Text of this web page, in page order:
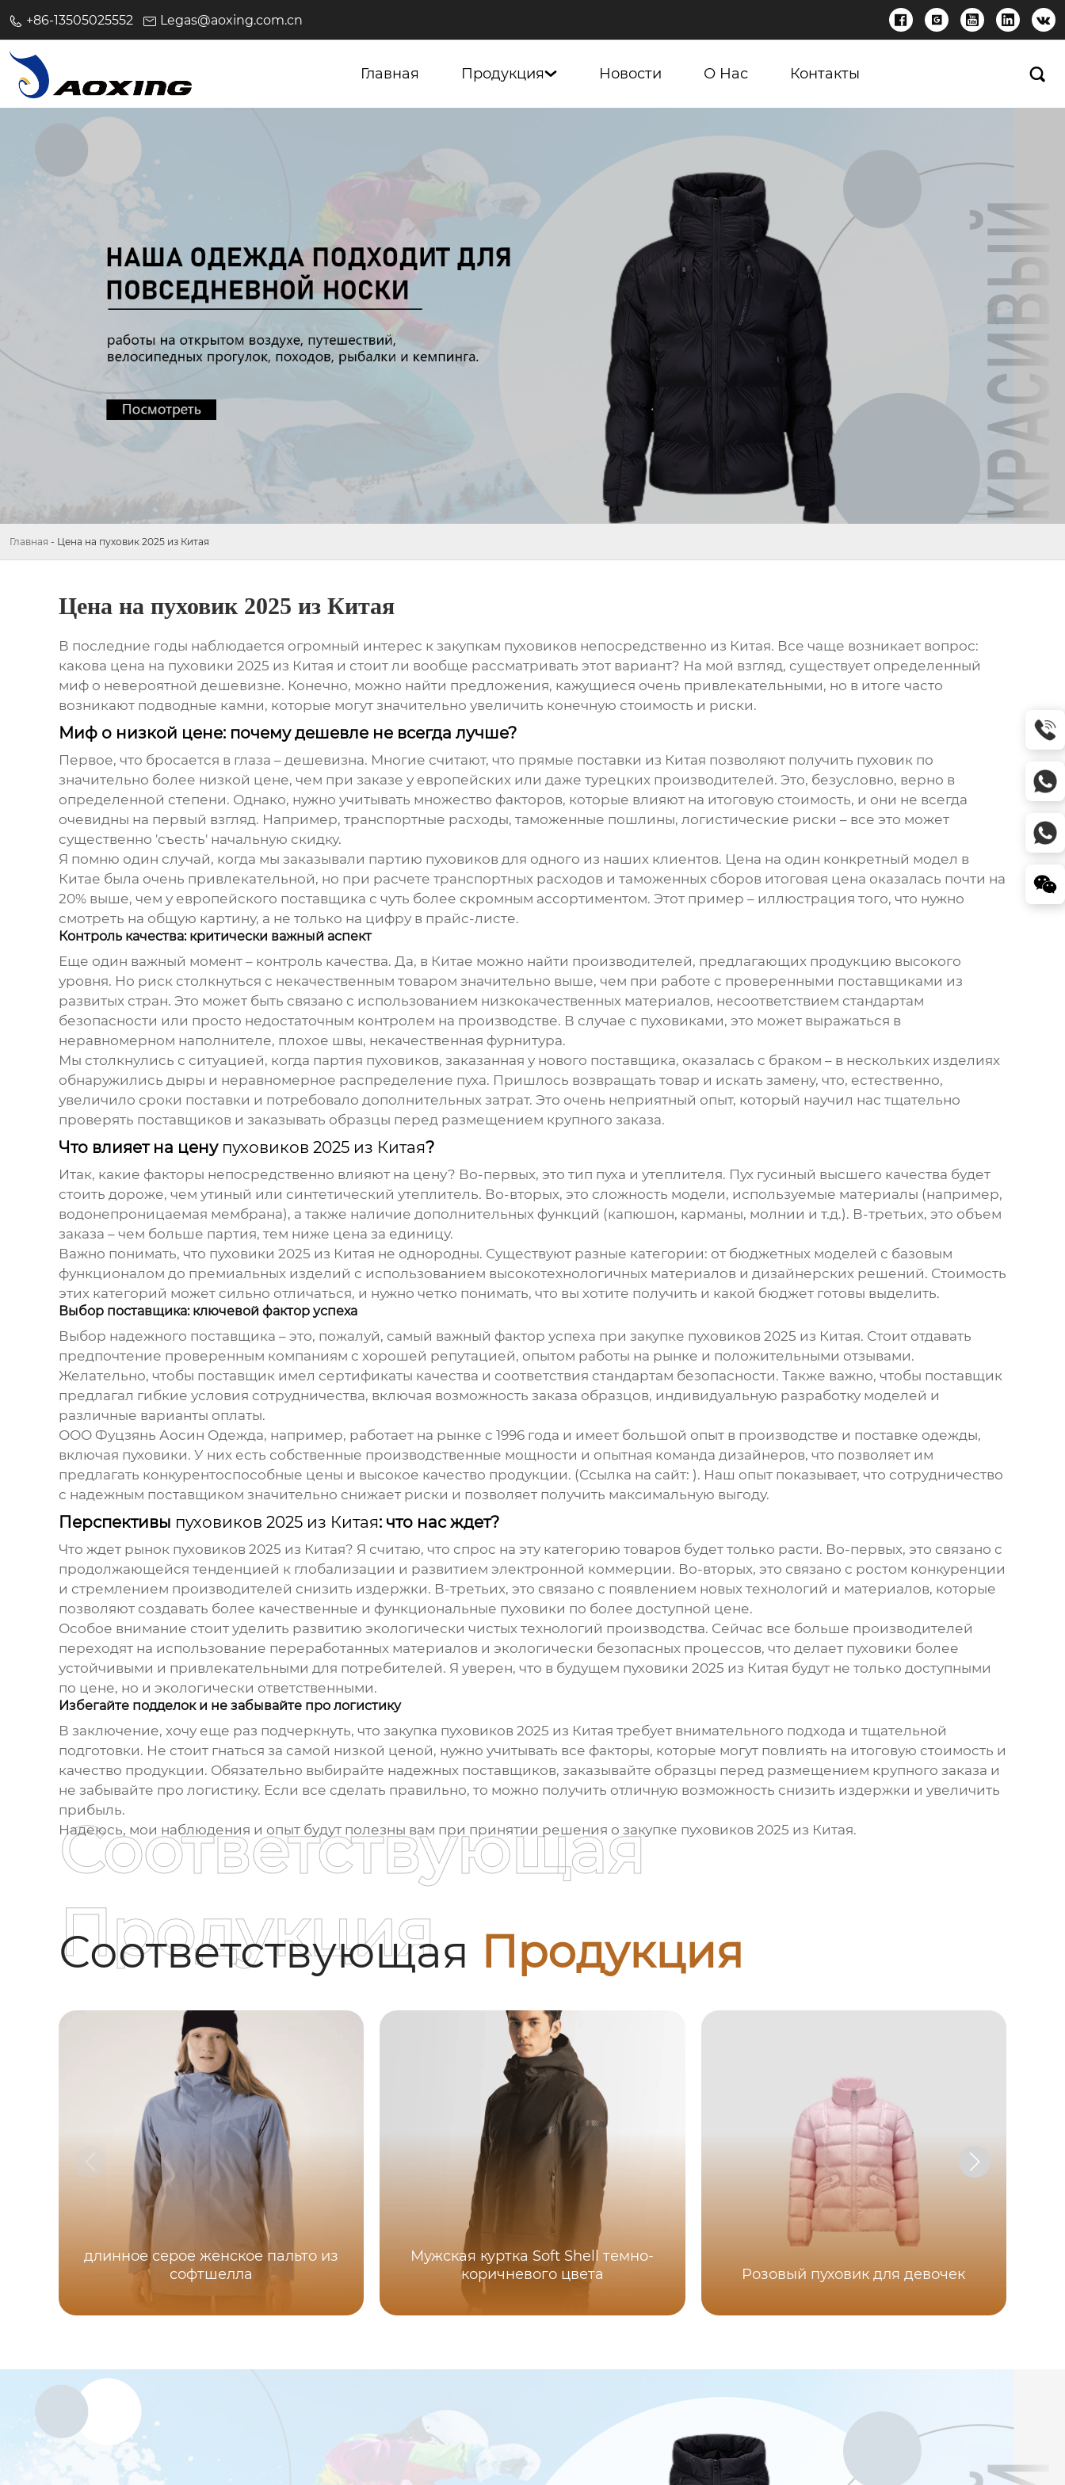
+86-13505025552 Legas@aoxing.com.cn     
Главная Продукция Новости О Нас Контакты 
Главная - Цена на пуховик 2025 из Китая
Цена на пуховик 2025 из Китая
В последние годы наблюдается огромный интерес к закупкам пуховиковнепосредственно из Китая. Все чаще возникает вопрос:
какова цена на пуховики 2025 из Китая и стоит ли вообще рассматривать этот вариант? На мой взгляд, существует определенный
миф о невероятной дешевизне. Конечно, можно найти предложения, кажущиеся очень привлекательными, но в итоге часто
возникают подводные камни, которые могут значительно увеличить конечную стоимость и риски.
Миф о низкой цене: почему дешевле не всегда лучше?
Первое, что бросается в глаза – дешевизна. Многие считают, что прямые поставки из Китая позволяют получить пуховикпо
значительно более низкой цене, чем при заказе у европейских или даже турецких производителей. Это, безусловно, верно в
определенной степени. Однако, нужно учитывать множество факторов, которые влияют на итоговую стоимость, и они не всегда
очевидны на первый взгляд. Например, транспортные расходы, таможенные пошлины, логистические риски – все это может
существенно 'съесть' начальную скидку.
Я помню один случай, когда мы заказывали партию пуховиковдля одного из наших клиентов. Цена на один конкретный модел в
Китае была очень привлекательной, но при расчете транспортных расходов и таможенных сборов итоговая цена оказалась почти на
20% выше, чем у европейского поставщика с чуть более скромным ассортиментом. Этот пример – иллюстрация того, что нужно
смотреть на общую картину, а не только на цифру в прайс-листе.
Контроль качества: критически важный аспект
Еще один важный момент – контроль качества. Да, в Китае можно найти производителей, предлагающих продукцию высокого
уровня. Но риск столкнуться с некачественным товаром значительно выше, чем при работе с проверенными поставщиками из
развитых стран. Это может быть связано с использованием низкокачественных материалов, несоответствием стандартам
безопасности или просто недостаточным контролем на производстве. В случае с пуховиками, это может выражаться в
неравномерном наполнителе, плохое швы, некачественная фурнитура.
Мы столкнулись с ситуацией, когда партия пуховиков, заказанная у нового поставщика, оказалась с браком – в нескольких изделиях
обнаружились дыры и неравномерное распределение пуха. Пришлось возвращать товар и искать замену, что, естественно,
увеличило сроки поставки и потребовало дополнительных затрат. Это очень неприятный опыт, который научил нас тщательно
проверять поставщиков и заказывать образцы перед размещением крупного заказа.
Что влияет на цену пуховиков 2025 из Китая?
Итак, какие факторы непосредственно влияют на цену? Во-первых, это тип пуха и утеплителя. Пух гусиный высшего качества будет
стоить дороже, чем утиный или синтетический утеплитель. Во-вторых, это сложность модели, используемые материалы (например,
водонепроницаемая мембрана), а также наличие дополнительных функций (капюшон, карманы, молнии и т.д.). В-третьих, это объем
заказа – чем больше партия, тем ниже цена за единицу.
Важно понимать, что пуховики 2025 из Китая не однородны. Существуют разные категории: от бюджетных моделей с базовым
функционалом до премиальных изделий с использованием высокотехнологичных материалов и дизайнерских решений. Стоимость
этих категорий может сильно отличаться, и нужно четко понимать, что вы хотите получить и какой бюджет готовы выделить.
Выбор поставщика: ключевой фактор успеха
Выбор надежного поставщика – это, пожалуй, самый важный фактор успеха при закупке пуховиков 2025 из Китая. Стоит отдавать
предпочтение проверенным компаниям с хорошей репутацией, опытом работы на рынке и положительными отзывами.
Желательно, чтобы поставщик имел сертификаты качества и соответствия стандартам безопасности. Также важно, чтобы поставщик
предлагал гибкие условия сотрудничества, включая возможность заказа образцов, индивидуальную разработку моделей и
различные варианты оплаты.
ООО Фуцзянь Аосин Одежда, например, работает на рынке с 1996 года и имеет большой опыт в производстве и поставке одежды,
включая пуховики. У них есть собственные производственные мощности и опытная команда дизайнеров, что позволяет им
предлагать конкурентоспособные цены и высокое качество продукции. (Ссылка на сайт: ). Наш опыт показывает, что сотрудничество
с надежным поставщиком значительно снижает риски и позволяет получить максимальную выгоду.
Перспективы пуховиков 2025 из Китая: что нас ждет?
Что ждет рынок пуховиков 2025 из Китая? Я считаю, что спрос на эту категорию товаров будет только расти. Во-первых, это связано с
продолжающейся тенденцией к глобализации и развитием электронной коммерции. Во-вторых, это связано с ростом конкуренции
и стремлением производителей снизить издержки. В-третьих, это связано с появлением новых технологий и материалов, которые
позволяют создавать более качественные и функциональные пуховики по более доступной цене.
Особое внимание стоит уделить развитию экологически чистых технологий производства. Сейчас все больше производителей
переходят на использование переработанных материалов и экологически безопасных процессов, что делает пуховики более
устойчивыми и привлекательными для потребителей. Я уверен, что в будущем пуховики 2025 из Китая будут не только доступными
по цене, но и экологически ответственными.
Избегайте подделок и не забывайте про логистику
В заключение, хочу еще раз подчеркнуть, что закупка пуховиков 2025 из Китая требует внимательного подхода и тщательной
подготовки. Не стоит гнаться за самой низкой ценой, нужно учитывать все факторы, которые могут повлиять на итоговую стоимость и
качество продукции. Обязательно выбирайте надежных поставщиков, заказывайте образцы перед размещением крупного заказа и
не забывайте про логистику. Если все сделать правильно, то можно получить отличную возможность снизить издержки и увеличить
прибыль.
Надеюсь, мои наблюдения и опыт будут полезны вам при принятии решения о закупке пуховиков 2025 из Китая.
Соответствующая Продукция
Соответствующая
Продукция
длинное серое женское пальто из
софтшелла
Мужская куртка Soft Shell темно-
коричневого цвета
Розовый пуховик для девочек